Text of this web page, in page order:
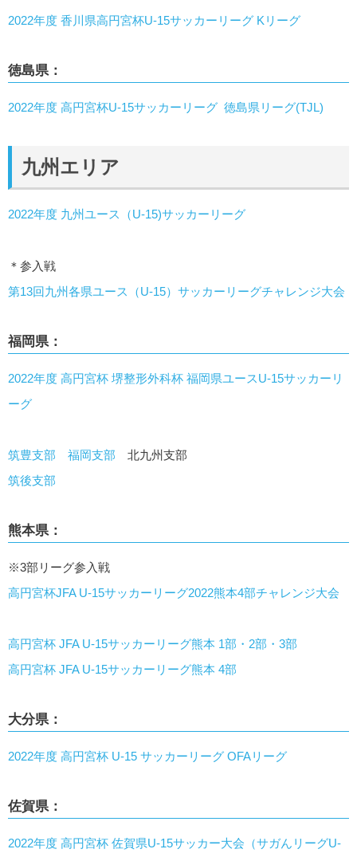
2022年度 香川県高円宮杯U-15サッカーリーグ Kリーグ
徳島県：
2022年度 高円宮杯U-15サッカーリーグ 徳島県リーグ(TJL)
九州エリア
2022年度 九州ユース（U-15)サッカーリーグ
＊参入戦
第13回九州各県ユース（U-15）サッカーリーグチャレンジ大会
福岡県：
2022年度 高円宮杯 堺整形外科杯 福岡県ユースU-15サッカーリ
ーグ
筑豊支部 福岡支部 北九州支部
筑後支部
熊本県：
※3部リーグ参入戦
高円宮杯JFA U-15サッカーリーグ2022熊本4部チャレンジ大会
高円宮杯 JFA U-15サッカーリーグ熊本 1部・2部・3部
高円宮杯 JFA U-15サッカーリーグ熊本 4部
大分県：
2022年度 高円宮杯 U-15 サッカーリーグ OFAリーグ
佐賀県：
2022年度 高円宮杯 佐賀県U-15サッカー大会（サガんリーグU-